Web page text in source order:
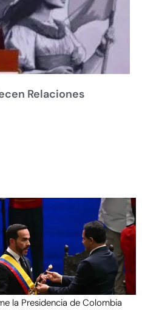
Relaciones
la Presidencia de Colombia